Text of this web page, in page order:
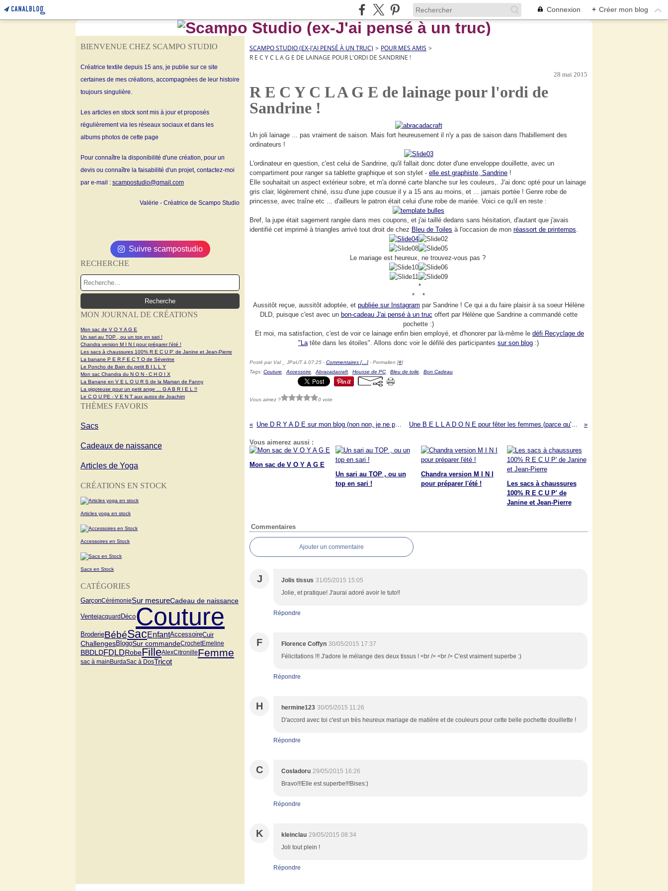
Connexion + Créer mon blog
BIENVENUE CHEZ SCAMPO STUDIO
Créatrice textile depuis 15 ans, je publie sur ce site
certaines de mes créations, accompagnées de leur histoire
toujours singulière.
Les articles en stock sont mis à jour et proposés
régulièrement via les réseaux sociaux et dans les
albums photos de cette page
Pour connaître la disponibilité d'une création, pour un
devis ou connaître la faisabilité d'un projet, contactez-moi
par e-mail : scampostudio@gmail.com
Valérie - Créatrice de Scampo Studio
Suivre scampostudio
RECHERCHE
MON JOURNAL DE CRÉATIONS
Mon sac de V O Y A G E
Un sari au TOP , ou un top en sari !
Chandra version M I N I pour préparer l'été !
Les sacs à chaussures 100% R E C U P' de Janine et Jean-Pierre
La banane P E R F E C T O de Séverine
Le Poncho de Bain du petit B I L L Y
Mon sac Chandra du N O N - C H O I X
La Banane en V E L O U R S de la Maman de Fanny
La gigoteuse pour un petit ange ... G A B R I E L !!
Le C O U PE - V E N T aux autos de Joachim
THÈMES FAVORIS
Sacs
Cadeaux de naissance
Articles de Yoga
CRÉATIONS EN STOCK
Articles yoga en stock
Accessoires en Stock
Sacs en Stock
CATÉGORIES
GarçonCérémonieSur mesureCadeau de naissance
Ventejacquard DécoCouture
BroderieBébéSacEnfantAccessoireCuir
ChallengesBlogoSur commandeCrochetEmeline
BBDLDFDLDRobeFilleAlexCitronilleFemme
sac à mainBurdaSac à DosTricot
SCAMPO STUDIO (EX-J'AI PENSÉ À UN TRUC) > POUR MES AMIS >
R E C Y C L A G E DE LAINAGE POUR L'ORDI DE SANDRINE !
28 mai 2015
R E C Y C L A G E de lainage pour l'ordi de
Sandrine !
Un joli lainage ... pas vraiment de saison. Mais fort heureusement il n'y a pas de saison dans l'habillement des
ordinateurs !
L'ordinateur en question, c'est celui de Sandrine, qu'il fallait donc doter d'une enveloppe douillette, avec un
compartiment pour ranger sa tablette graphique et son stylet - elle est graphiste, Sandrine !
Elle souhaitait un aspect extérieur sobre, et m'a donné carte blanche sur les couleurs,. J'ai donc opté pour un lainage
gris clair, légèrement chiné, issu d'une jupe cousue il y a 15 ans au moins, et ... jamais portée ! Genre robe de
princesse, avec traîne etc ... d'ailleurs le patron était celui d'une robe de mariée. Voici ce qu'il en reste :
Bref, la jupe était sagement rangée dans mes coupons, et j'ai taillé dedans sans hésitation, d'autant que j'avais
identifié cet imprimé à triangles arrivé tout droit de chez Bleu de Toiles à l'occasion de mon réassort de printemps.
Le mariage est heureux, ne trouvez-vous pas ?
*
* *
Aussitôt reçue, aussitôt adoptée, et publiée sur Instagram par Sandrine ! Ce qui a du faire plaisir à sa soeur Hélène
DLD, puisque c'est avec un bon-cadeau J'ai pensé à un truc offert par Hélène que Sandrine a commandé cette
pochette :)
Et moi, ma satisfaction, c'est de voir ce lainage enfin bien employé, et d'honorer par là-même le défi Recyclage de
"Latête dans les étoiles". Allons donc voir le défilé des participantes sur son blog :)
Posté par Val _ JPaUT à 07:25 - Commentaires [… ] - Permalien [#]
Tags: Couture Accessoire Abracadacraft Housse de PC Bleu de toile Bon Cadeau
Vous aimez ? 0 vote
Une D R Y A D E sur mon blog (non non, je ne parle pas de moi !) Une B E L L A D O N E pour fêter les femmes (parce qu'elles le valent bien) !
Vous aimerez aussi :
Mon sac de V O Y A G E
Un sari au TOP , ou un
top en sari !
Chandra version M I N I
pour préparer l'été !
Les sacs à chaussures
100% R E C U P' de
Janine et Jean-Pierre
Commentaires
Ajouter un commentaire
J Jolis tissus 31/05/2015 15:05
Jolie, et pratique! J'aurai adoré avoir le tuto!!
Répondre
F Florence Coffyn 30/05/2015 17:37
Félicitations !!! J'adore le mélange des deux tissus ! <br /> <br /> C'est vraiment superbe :)
Répondre
H hermine123 30/05/2015 11:26
D'accord avec toi c'est un très heureux mariage de matière et de couleurs pour cette belle pochette douillette !
Répondre
C CosIadoru 29/05/2015 16:26
Bravo!!!Elle est superbe!!!Bises:)
Répondre
K kleinclau 29/05/2015 08:34
Joli tout plein !
Répondre